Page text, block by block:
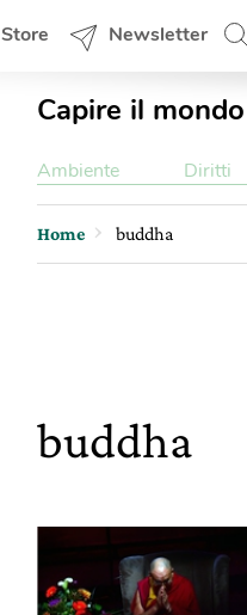
Store Newsletter
Capire il mondo
Ambiente Diritti
Home buddha
buddha